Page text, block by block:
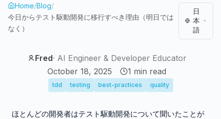
Home/Blog/
今日からテスト駆動開発に移行すべき理由（明日では
なく）
日
本
語
Fred· AI Engineer & Developer Educator
October 18, 2025
1 min read
tdd testing best-practices quality
ほとんどの開発者はテスト駆動開発について聞いたことが